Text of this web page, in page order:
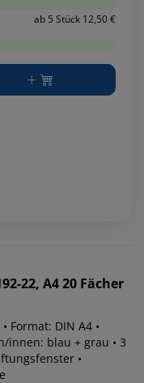
ab 5 Stück 12,50 €
22, A4 20 Fächer
Format: DIN A4 •
innen: blau + grau • 3
•